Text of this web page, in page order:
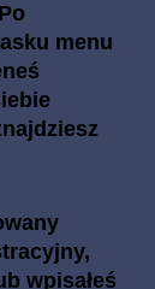
menu
wpisałeś